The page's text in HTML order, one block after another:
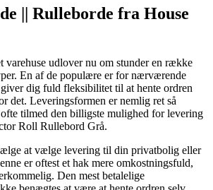
|| Rulleborde fra House
varehuse udlover nu om stunder en række
En af de populære er for nærværende
dig fuld fleksibilitet til at hente ordren
det. Leveringsformen er nemlig ret så
tilmed den billigste mulighed for levering
Roll Rullebord Grå.
at vælge levering til din privatbolig eller
er oftest et hak mere omkostningsfuld,
Den mest betalelige